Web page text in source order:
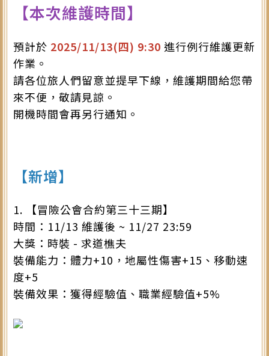
【本次維護時間】
預計於 2025/11/13(四) 9:30 進行例行維護更新
作業。
請各位旅人們留意並提早下線，維護期間給您帶
來不便，敬請見諒。
開機時間會再另行通知。
【新增】
1. 【冒險公會合約第三十三期】
時間：11/13 維護後 ~ 11/27 23:59
大獎：時裝 - 求道樵夫
裝備能力：體力+10，地屬性傷害+15、移動速
度+5
裝備效果：獲得經驗值、職業經驗值+5%